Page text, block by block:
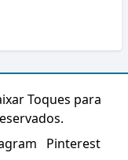
Toques para
Pinterest